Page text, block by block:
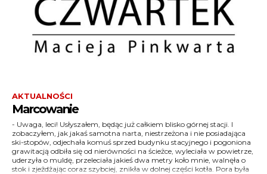
AKTUALNOŚCI
Marcowanie
- Uwaga, leci! Usłyszałem, będąc już całkiem blisko górnej stacji. I
zobaczyłem, jak jakaś samotna narta, niestrzeżona i nie posiadająca
ski-stopów, odjechała komuś sprzed budynku stacyjnego i pogoniona
grawitacją odbiła się od nierówności na ścieżce, wyleciała w powietrze,
uderzyła o muldę, przeleciała jakieś dwa metry koło mnie, walnęła o
stok i zjeżdżając coraz szybciej, znikła w dolnej części kotła. Pora była
wczesna, czasy trudne, więc ludzi mało, a ci co już wjechali na
Kasprowy, zjeżdżali raczej w Goryczkową. Ja kręciłem po Kotle
Gąsienicowym. Narta-uciekinierka nie zrobiła nikomu krzywdy. Po
chwili zresztą, już zjeżdżając, widziałem jak ktoś wwoził ją wyciągiem